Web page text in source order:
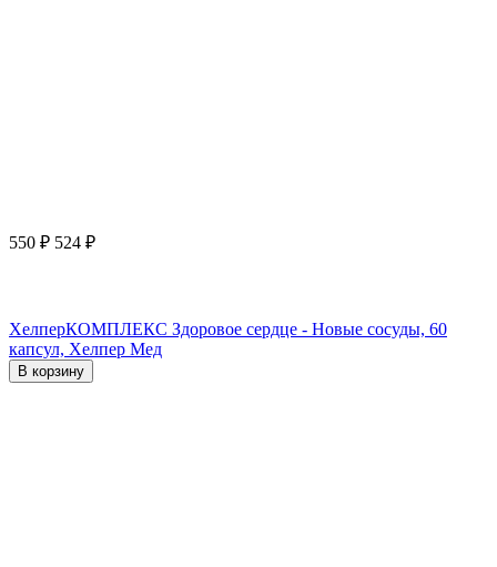
550 ₽ 524 ₽
ХелперКОМПЛЕКС Здоровое сердце - Новые сосуды, 60
капсул, Хелпер Мед
В корзину